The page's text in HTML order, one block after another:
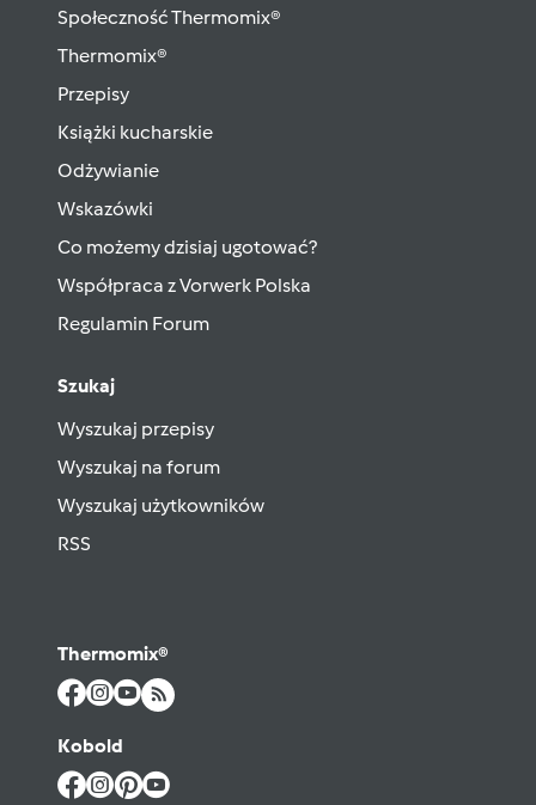
Społeczność Thermomix®
Thermomix®
Przepisy
Książki kucharskie
Odżywianie
Wskazówki
Co możemy dzisiaj ugotować?
Współpraca z Vorwerk Polska
Regulamin Forum
Szukaj
Wyszukaj przepisy
Wyszukaj na forum
Wyszukaj użytkowników
RSS
Thermomix®
Kobold